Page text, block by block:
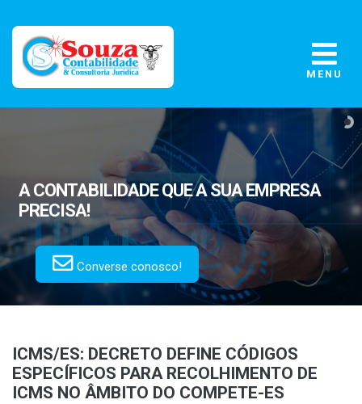
MENU
A CONTABILIDADEQUE A SUA EMPRESA
PRECISA!
Converse conosco!
ICMS/ES: DECRETO DEFINE CÓDIGOS
ESPECÍFICOS PARA RECOLHIMENTO DE
ICMS NO ÂMBITO DO COMPETE-ES